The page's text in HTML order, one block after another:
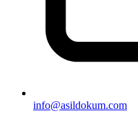
info@asildokum.com